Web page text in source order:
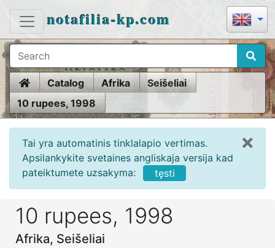
notafilia-kp.com
HomeCatalog Afrika
Seišeliai
10 rupees, 1998
Tai yra automatinis tinklalapio vertimas.
Apsilankykite svetaines angliskaja versija kad
pateiktumete uzsakyma:
tęsti
10 rupees, 1998
Afrika, Seišeliai